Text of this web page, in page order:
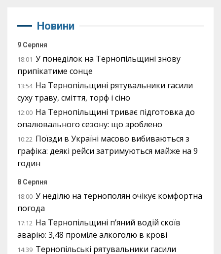
Новини
9 Серпня
18:01 У понеділок на Тернопільщині знову
припікатиме сонце
13:54 На Тернопільщині рятувальники гасили
суху траву, сміття, торф і сіно
12:00 На Тернопільщині триває підготовка до
опалювального сезону: що зроблено
10:22 Поїзди в Україні масово вибиваються з
графіка: деякі рейси затримуються майже на 9
годин
8 Серпня
18:00 У неділю на тернополян очікує комфортна
погода
17:12 На Тернопільщині п’яний водій скоїв
аварію: 3,48 проміле алкоголю в крові
14:39 Тернопільські рятувальники гасили